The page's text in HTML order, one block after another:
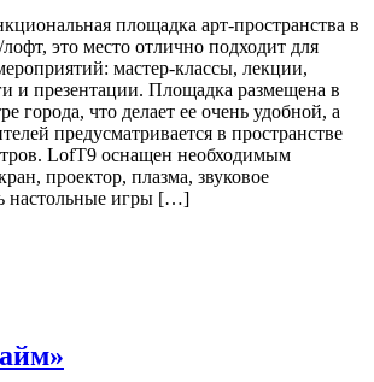
площадка арт-пространства в
это место отлично подходит для
мастер-классы, лекции,
и презентации. Площадка размещена в
города, что делает ее очень удобной, а
предусматривается в пространстве
LofT9 оснащен необходимым
проектор, плазма, звуковое
настольные игры […]